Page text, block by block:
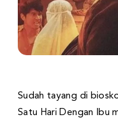
Sudah tayang di
Satu Hari Dengan Ibu